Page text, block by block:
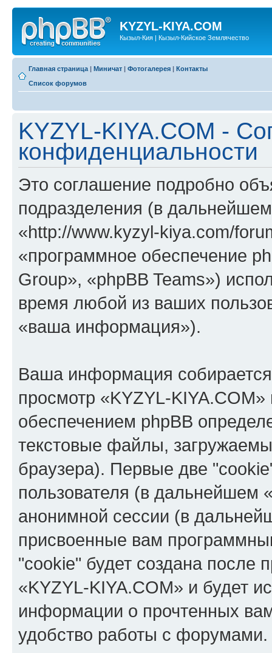
KYZYL-KIYA.COM
Кызыл-Кия | Кызыл-Кийское Землячество
Главная страница | Миничат | Фотогалерея | Контакты
Список форумов
KYZYL-KIYA.COM -
конфиденциальности
Это соглашение подробно
подразделения (в
«http://www.kyzyl-kiya.com/
«программное обеспечение
Group», «phpBB Teams»)
время любой из ваших
«ваша информация»).
Ваша информация
просмотр «KYZYL-
обеспечением phpBB
текстовые файлы,
браузера). Первые две
пользователя (в дальнейшем
анонимной сессии (в
присвоенные вам
"cookie" будет создана после
«KYZYL-KIYA.COM» и будет
информации о прочтенных
удобство работы с форумами.